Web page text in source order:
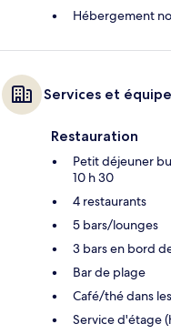
Hébergement
Services et
Restauration
Petit déjeuner
10 h 30
4 restaurants
5 bars/lounges
3 bars en bord
Bar de plage
Café/thé dans
Service d'étage